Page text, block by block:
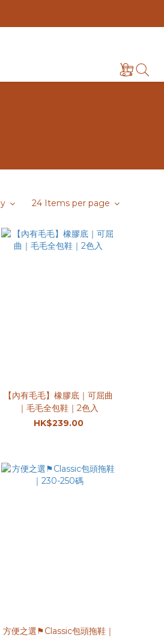
24 Items per page
【內有毛毛】橡膠底｜可屈曲
｜毛毛全包鞋｜2色入
HK$239.00
方便之選⚑Classic包頭拖鞋｜